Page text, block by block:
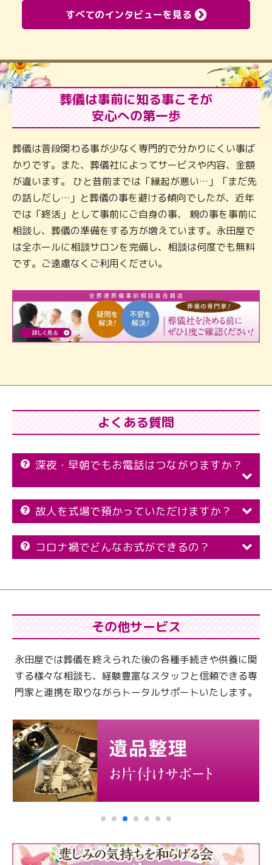
すべてのインタビューを見る
葬儀は事前に知る事こそが
安心への第一歩
葬儀は普段関わる事が少なく専門的で分かりにくい事ば
かりです。また、葬儀社によってサービスや内容、金額
が違います。 ひと昔前までは「縁起が悪い…」「まだ先
の話しだし…」と葬儀の事を避ける傾向でしたが、近年
では「終活」として事前にご自身の事、 親の事を事前に
相談し、葬儀の準備をする方が増えています。永田屋で
は全ホールに相談サロンを完備し、相談は何度でも無料
です。ご遠慮なくご利用ください。
よくある質問
深夜・早朝でもお電話はつながりますか？
故人を式場で預かっていただけますか？
コロナ禍でどんなお式ができるの？
その他サービス
永田屋では葬儀を終えられた後の各種手続きや供養に関
する様々な相談も、 経験豊富なスタッフと信頼できる専
門家と連携を取りながらトータルサポートいたします。